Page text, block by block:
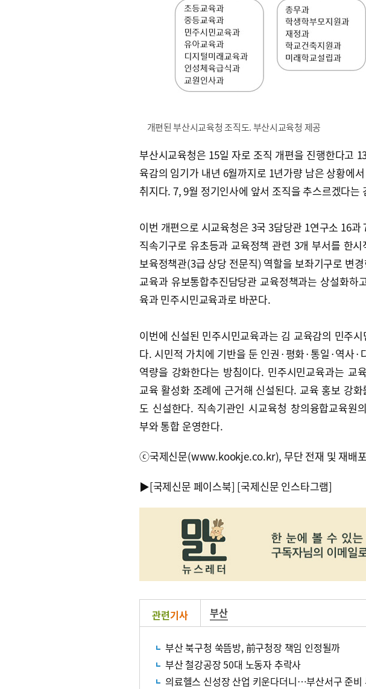
개편된 부산시교육청 조직도. 부산시교육청 제공
부산시교육청은 15일 자로 조직 개편을 진행한다고
육감의 임기가 내년 6월까지로 1년가량 남은 상황에
취지다. 7, 9월 정기인사에 앞서 조직을 추스르겠다는
이번 개편으로 시교육청은 3국 3담당관 1연구소 16
직속기구로 유초등과 교육정책 관련 3개 부서를 한
보육정책관(3급 상당 전문직) 역할을 보좌기구로 변
교육과 유보통합추진담당관 교육정책과는 상설화하
육과 민주시민교육과로 바꾼다.
이번에 신설된 민주시민교육과는 김 교육감의 민주
다. 시민적 가치에 기반을 둔 인권·평화·통일·역사·
역량을 강화한다는 방침이다. 민주시민교육과는 교
교육 활성화 조례에 근거해 신설된다. 교육 홍보 강
도 신설한다. 직속기관인 시교육청 창의융합교육원
부와 통합 운영한다.
ⓒ국제신문(www.kookje.co.kr), 무단 전재 및 재배
▶[국제신문 페이스북] [국제신문 인스타그램]
관련기사 부산
부산 북구청 쑥뜸방, 前구청장 책임 인정될까
부산 철강공장 50대 노동자 추락사
의료헬스 신성장 산업 키운다더니…부산서구 준비